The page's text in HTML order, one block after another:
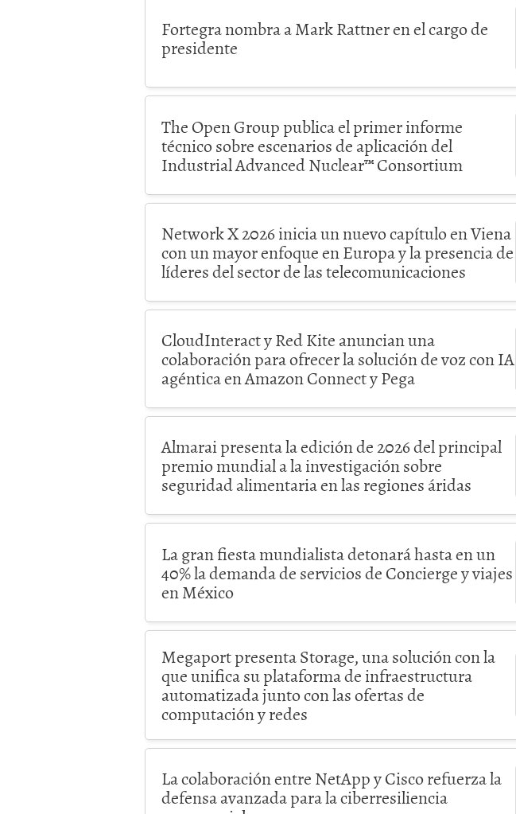
Fortegra nombra a Mark Rattner en el cargo de
presidente
The Open Group publica el primer informe
técnico sobre escenarios de aplicación del
Industrial Advanced Nuclear™ Consortium
Network X 2026 inicia un nuevo capítulo en Viena
con un mayor enfoque en Europa y la presencia de
líderes del sector de las telecomunicaciones
CloudInteract y Red Kite anuncian una
colaboración para ofrecer la solución de voz con IA
agéntica en Amazon Connect y Pega
Almarai presenta la edición de 2026 del principal
premio mundial a la investigación sobre
seguridad alimentaria en las regiones áridas
La gran fiesta mundialista detonará hasta en un
40% la demanda de servicios de Concierge y viajes
en México
Megaport presenta Storage, una solución con la
que unifica su plataforma de infraestructura
automatizada junto con las ofertas de
computación y redes
La colaboración entre NetApp y Cisco refuerza la
defensa avanzada para la ciberresiliencia